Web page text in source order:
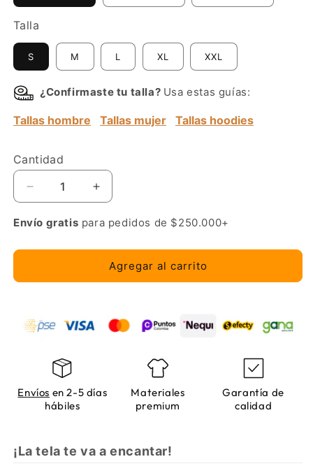
Talla
S M L XL XXL
¿Confirmaste tu talla? Usa estas guías:
Tallas hombre Tallas mujer Tallas hoodies
Cantidad
Reducir
cantidad
para
Benz
Aumentar
cantidad
para
Benz
Petronas
Envío gratis para pedidos de $250.000+
Agregar al carrito
Envíos en 2-5 días
hábiles
Materiales
premium
Garantía de
calidad
¡La tela te va a encantar!